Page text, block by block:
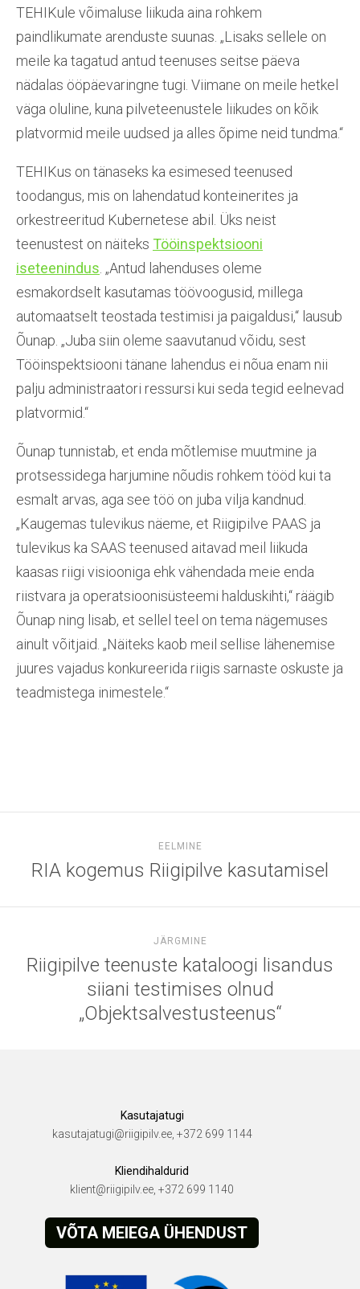
TEHIKule võimaluse liikuda aina rohkem
paindlikumate arenduste suunas. „Lisaks sellele on
meile ka tagatud antud teenuses seitse päeva
nädalas ööpäevaringne tugi. Viimane on meile hetkel
väga oluline, kuna pilveteenustele liikudes on kõik
platvormid meile uudsed ja alles õpime neid tundma.“
TEHIKus on tänaseks ka esimesed teenused
toodangus, mis on lahendatud konteinerites ja
orkestreeritud Kubernetese abil. Üks neist
teenustest on näiteks Tööinspektsiooni
iseteenindus . „Antud lahenduses oleme
esmakordselt kasutamas töövoogusid, millega
automaatselt teostada testimisi ja paigaldusi,“ lausub
Õunap. „Juba siin oleme saavutanud võidu, sest
Tööinspektsiooni tänane lahendus ei nõua enam nii
palju administraatori ressursi kui seda tegid eelnevad
platvormid.“
Õunap tunnistab, et enda mõtlemise muutmine ja
protsessidega harjumine nõudis rohkem tööd kui ta
esmalt arvas, aga see töö on juba vilja kandnud.
„Kaugemas tulevikus näeme, et Riigipilve PAAS ja
tulevikus ka SAAS teenused aitavad meil liikuda
kaasas riigi visiooniga ehk vähendada meie enda
riistvara ja operatsioonisüsteemi halduskihti,“ räägib
Õunap ning lisab, et sellel teel on tema nägemuses
ainult võitjaid. „Näiteks kaob meil sellise lähenemise
juures vajadus konkureerida riigis sarnaste oskuste ja
teadmistega inimestele.“
EELMINE
RIA kogemus Riigipilve kasutamisel
JÄRGMINE
Riigipilve teenuste kataloogi lisandus
siiani testimises olnud
„Objektsalvestusteenus“
Kasutajatugi
kasutajatugi@riigipilv.ee, +372 699 1144
Kliendihaldurid
klient@riigipilv.ee, +372 699 1140
VÕTA MEIEGA ÜHENDUST